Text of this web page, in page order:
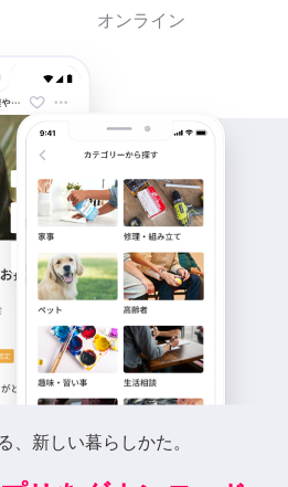
オンライン
、新しい暮らしかた。